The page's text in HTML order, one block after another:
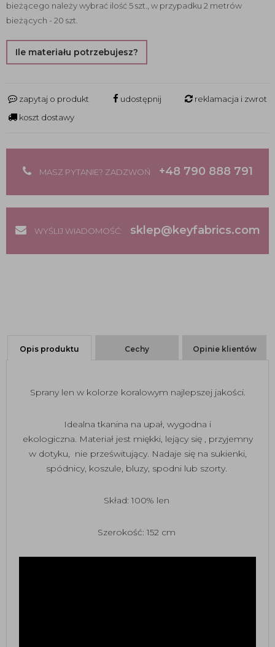
bieżącego należy wybrać ilość 5 szt., w przypadku 2 metrów
bieżących - 20 szt.
Ile materiału potrzebujesz?
zapytaj o produkt udostępnij
reklamacja i zwrot
koszt dostawy
MASZ PYTANIE? ZADZWOŃ +48 790 888 791
WYŚLIJ WIADOMOŚĆ: sklep@keyfabrics.com
Opis produktu Cechy Opinie klientów
Sprany len w kolorze koralowym najlepszej jakości.
Idealna tkanina na upał, wygodna i
ekologiczna. Materiał jest miękki, lejący się , przyjemny
w dotyku, nie prześwitujący. Nadaje się na sukienki,
spódnicy, koszule, bluzy, spodni lub szorty.
Skład: 100% len
Szerokość: 152 cm